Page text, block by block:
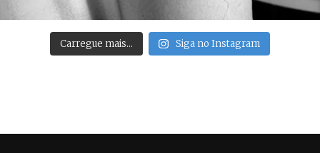
Carregue mais… Siga no Instagram